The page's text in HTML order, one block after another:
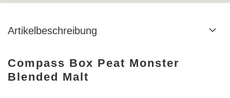
Artikelbeschreibung
Compass Box Peat Monster
Blended Malt